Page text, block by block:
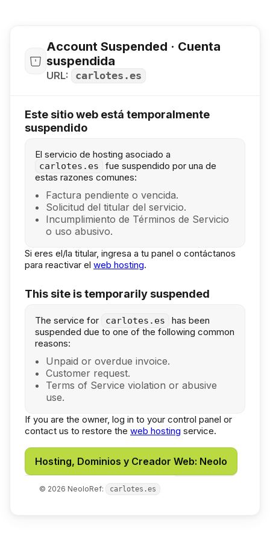
Account Suspended · Cuenta
suspendida
URL: carlotes.es
Este sitio web está temporalmente
suspendido
El servicio de hosting asociado a
carlotes.es
fue suspendido por una de
estas razones comunes:
Factura pendiente o vencida.
Solicitud del titular del servicio.
Incumplimiento de Términos de Servicio
o uso abusivo.
Si eres el/la titular, ingresa a tu panel o contáctanos
para reactivar el web hosting.
This site is temporarily suspended
The service for carlotes.es
has been
suspended due to one of the following common
reasons:
Unpaid or overdue invoice.
Customer request.
Terms of Service violation or abusive
use.
If you are the owner, log in to your control panel or
contact us to restore the web hosting service.
Hosting, Dominios y Creador Web: Neolo
© 2026 NeoloRef: carlotes.es